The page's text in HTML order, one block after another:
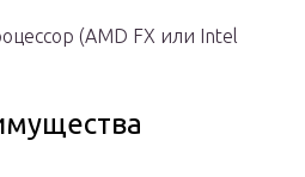
(AMD FX или Intel